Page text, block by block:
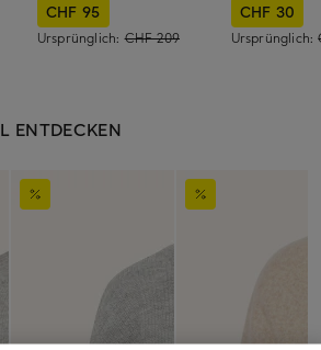
CHF 95
Ursprünglich:CHF 209
CHF 30
Ursprünglich:
ENTDECKEN